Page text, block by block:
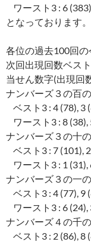
ワースト3 : 6
となっております。
各位の過去100回
次回出現回数ベス
当せん数字(出現回
ナンバーズ３の百
ベスト3 : 4 (78), 3
ワースト3 : 8 (38),
ナンバーズ３の十
ベスト3 : 7 (101),
ワースト3 : 1 (31),
ナンバーズ３の一
ベスト3 : 4 (77), 9
ワースト3 : 6 (24),
ナンバーズ４の千
ベスト3 : 2 (86), 8